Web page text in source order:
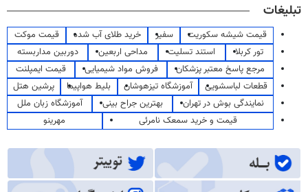
تبلیغات
قیمت شیشه سکوریت سفیر خرید طلای آب شده
قیمت موکت
تور کربلا
استند تسلیت مداحی اربعین
دوربین مداربسته
مرجع پاسخ معتبر پزشکان
فروش مواد شیمیایی
قیمت ایمپلنت
قطعات لباسشویی
آموزشگاه تیزهوشان بلیط هواپیما
پرشین هتل
نمایندگی بوش در تهران
بهترین جراح بینی
آموزشگاه زبان ملل
قیمت و خرید سمعک نامرئی
مهرینو